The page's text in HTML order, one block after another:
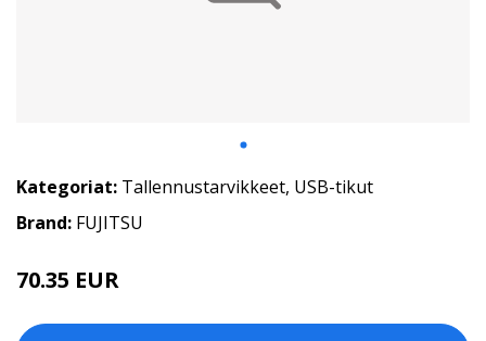
Kategoriat: Tallennustarvikkeet, USB-tikut
Brand: FUJITSU
70.35 EUR